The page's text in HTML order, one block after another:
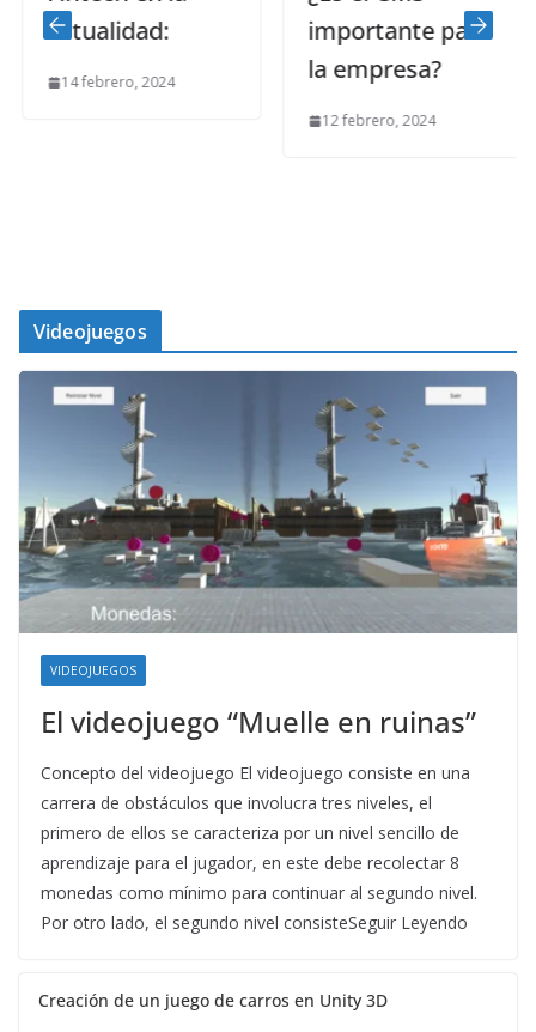
actualidad:
14 febrero, 2024
importante para
la empresa?
12 febrero, 2024
Videojuegos
VIDEOJUEGOS
El videojuego “Muelle en ruinas”
Concepto del videojuego El videojuego consiste en una
carrera de obstáculos que involucra tres niveles, el
primero de ellos se caracteriza por un nivel sencillo de
aprendizaje para el jugador, en este debe recolectar 8
monedas como mínimo para continuar al segundo nivel.
Por otro lado, el segundo nivel consisteSeguir Leyendo
Creación de un juego de carros en Unity 3D